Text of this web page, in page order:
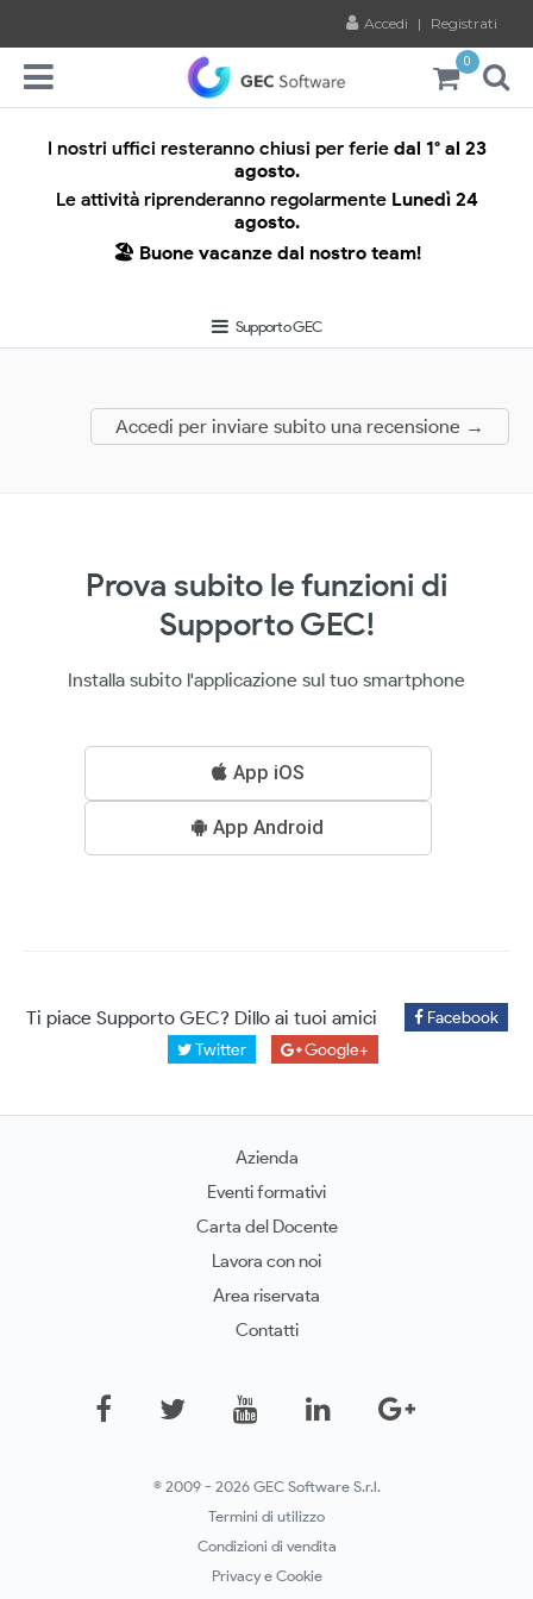
Accedi | Registrati
0
I nostri uffici resteranno chiusi per ferie dal 1° al 23
agosto.
Le attività riprenderanno regolarmente Lunedì 24
agosto.
🏖️ Buone vacanze dal nostro team!
Supporto GEC
Accedi per inviare subito una recensione →
Prova subito le funzioni di
Supporto GEC!
Installa subito l'applicazione sul tuo smartphone
App iOS
App Android
Ti piace Supporto GEC? Dillo ai tuoi amici
Facebook
Twitter
Google+
Azienda
Eventi formativi
Carta del Docente
Lavora con noi
Area riservata
Contatti
© 2009 - 2026 GEC Software S.r.l.
Termini di utilizzo
Condizioni di vendita
Privacy e Cookie